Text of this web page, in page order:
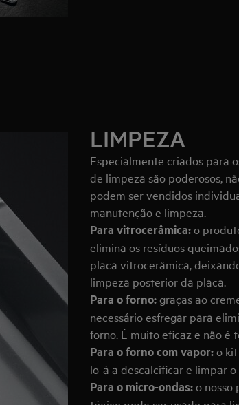
LIMPEZA
Especialmente criados para
de limpeza são poderosos,
podem ser vendidos
manutenção e limpeza.
Para vitrocerâmica:o
elimina os resíduos
placa vitrocerâmica,
limpeza posterior da placa.
Para o forno:graças ao
necessário esfregar para
forno. É muito eficaz e não é
Para o forno com vapor:o
lo-á a descalcificar e limpar
Para o micro-ondas:o nosso